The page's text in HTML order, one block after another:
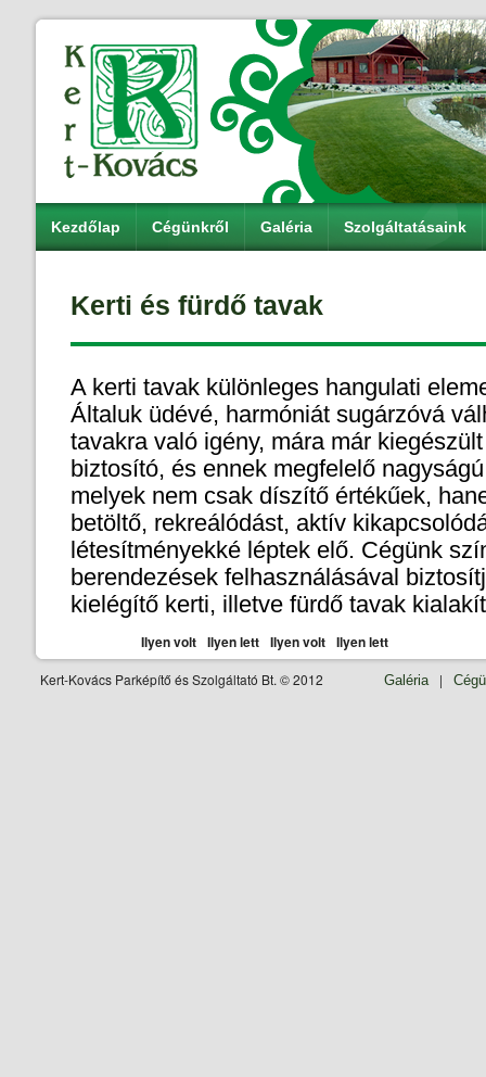
Kezdőlap Cégünkről Galéria Szolgáltatásaink
Kerti és fürdő tavak
A kerti tavak különleges hangulati
Általuk üdévé, harmóniát sugárzóvá
tavakra való igény, mára már
biztosító, és ennek megfelelő
melyek nem csak díszítő értékűek,
betöltő, rekreálódást, aktív
létesítményekké léptek elő. Cégünk
berendezések felhasználásával
kielégítő kerti, illetve fürdő tavak
Ilyen volt Ilyen lett Ilyen volt Ilyen lett
Kert-Kovács Parképítő és Szolgáltató Bt. © 2012 |
Galéria